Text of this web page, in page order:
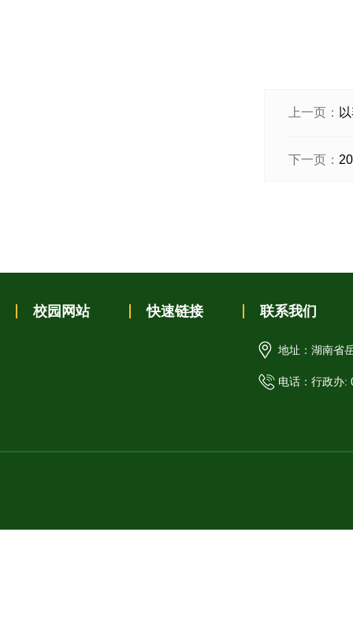
上一页：
下一页：
校园网站 快速链接 联系我们
地址：湖南省
电话：行政办